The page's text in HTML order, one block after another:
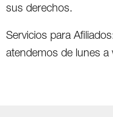
sus derechos.
Servicios para
atendemos de lunes